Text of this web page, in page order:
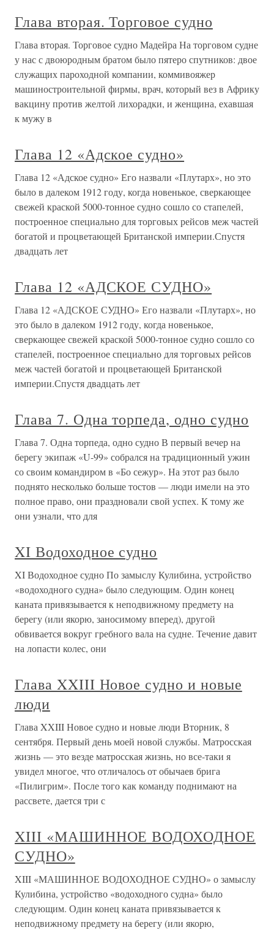
Глава вторая. Торговое судно
Глава вторая. Торговое судно Мадейра На торговом судне
у нас с двоюродным братом было пятеро спутников: двое
служащих пароходной компании, коммивояжер
машиностроительной фирмы, врач, который вез в Африку
вакцину против желтой лихорадки, и женщина, ехавшая
к мужу в
Глава 12 «Адское судно»
Глава 12 «Адское судно» Его назвали «Плутарх», но это
было в далеком 1912 году, когда новенькое, сверкающее
свежей краской 5000-тонное судно сошло со стапелей,
построенное специально для торговых рейсов меж частей
богатой и процветающей Британской империи.Спустя
двадцать лет
Глава 12 «АДСКОЕ СУДНО»
Глава 12 «АДСКОЕ СУДНО» Его назвали «Плутарх», но
это было в далеком 1912 году, когда новенькое,
сверкающее свежей краской 5000-тонное судно сошло со
стапелей, построенное специально для торговых рейсов
меж частей богатой и процветающей Британской
империи.Спустя двадцать лет
Глава 7. Одна торпеда, одно судно
Глава 7. Одна торпеда, одно судно В первый вечер на
берегу экипаж «U-99» собрался на традиционный ужин
со своим командиром в «Бо сежур». На этот раз было
поднято несколько больше тостов — люди имели на это
полное право, они праздновали свой успех. К тому же
они узнали, что для
XI Водоходное судно
XI Водоходное судно По замыслу Кулибина, устройство
«водоходного судна» было следующим. Один конец
каната привязывается к неподвижному предмету на
берегу (или якорю, заносимому вперед), другой
обвивается вокруг гребного вала на судне. Течение давит
на лопасти колес, они
Глава XXIII Новое судно и новые
люди
Глава XXIII Новое судно и новые люди Вторник, 8
сентября. Первый день моей новой службы. Матросская
жизнь — это везде матросская жизнь, но все-таки я
увидел многое, что отличалось от обычаев брига
«Пилигрим». После того как команду поднимают на
рассвете, дается три с
XIII «МАШИННОЕ ВОДОХОДНОЕ
СУДНО»
XIII «МАШИННОЕ ВОДОХОДНОЕ СУДНО» о замыслу
Кулибина, устройство «водоходного судна» было
следующим. Один конец каната привязывается к
неподвижному предмету на берегу (или якорю,